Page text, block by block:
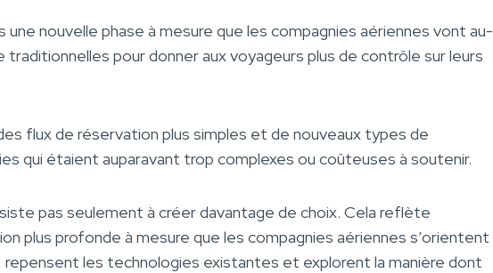
une nouvelle phase à mesure que les compagnies aériennes vont au-
traditionnelles pour donner aux voyageurs plus de contrôle sur leurs
flux de réservation plus simples et de nouveaux types de
qui étaient auparavant trop complexes ou coûteuses à soutenir.
pas seulement à créer davantage de choix. Cela reflète
plus profonde à mesure que les compagnies aériennes s’orientent
repensent les technologies existantes et explorent la manière dont